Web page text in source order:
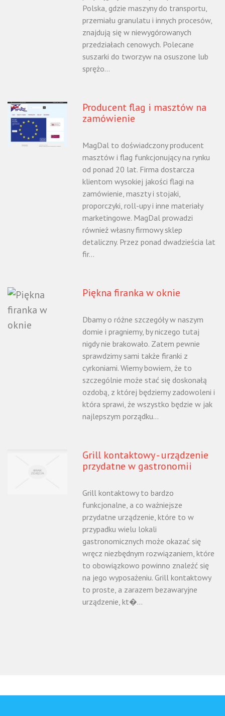
Polska, gdzie maszyny do transportu,
przemiału granulatu i innych procesów,
znajdują się w niewygórowanych
przedziałach cenowych. Polecane
suszarki do tworzyw na osuszone lub
sprężo...
Producent flag i masztów na
zamówienie
MagDal to doświadczony producent
masztów i flag funkcjonujący na rynku
od ponad 20 lat. Firma dostarcza
klientom wysokiej jakości flagi na
zamówienie, maszty i stojaki,
proporczyki, roll-upy i inne materiały
marketingowe. MagDal prowadzi
również własny firmowy sklep
detaliczny. Przez ponad dwadzieścia lat
fir...
Piękna firanka w oknie
Dbamy o różne szczegóły w naszym
domie i pragniemy, by niczego tutaj
nigdy nie brakowało. Zatem pewnie
sprawdzimy sami także firanki z
cyrkoniami. Wiemy bowiem, że to
szczególnie może stać się doskonałą
ozdobą, z której będziemy zadowoleni i
która sprawi, że wszystko będzie w jak
najlepszym porządku...
Grill kontaktowy - urządzenie
przydatne w gastronomii
Grill kontaktowy to bardzo
funkcjonalne, a co ważniejsze
przydatne urządzenie, które to w
przypadku wielu lokali
gastronomicznych może okazać się
wręcz niezbędnym rozwiązaniem, które
to obowiązkowo powinno znaleźć się
na jego wyposażeniu. Grill kontaktowy
to proste, a zarazem bezawaryjne
urządzenie, kt�...